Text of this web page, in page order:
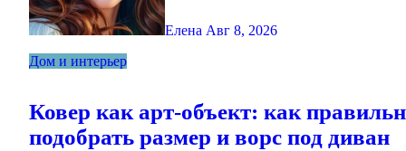
Елена Авг 8, 2026
Дом и интерьер
Ковер как арт-объект: как
подобрать размер и ворс под диван